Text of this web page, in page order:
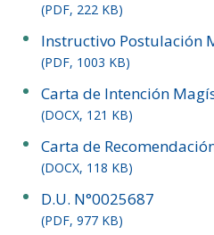
(PDF, 222 KB)
Instructivo Postulación
(PDF, 1003 KB)
Carta de Intención
(DOCX, 121 KB)
Carta de
(DOCX, 118 KB)
D.U. N°0025687
(PDF, 977 KB)